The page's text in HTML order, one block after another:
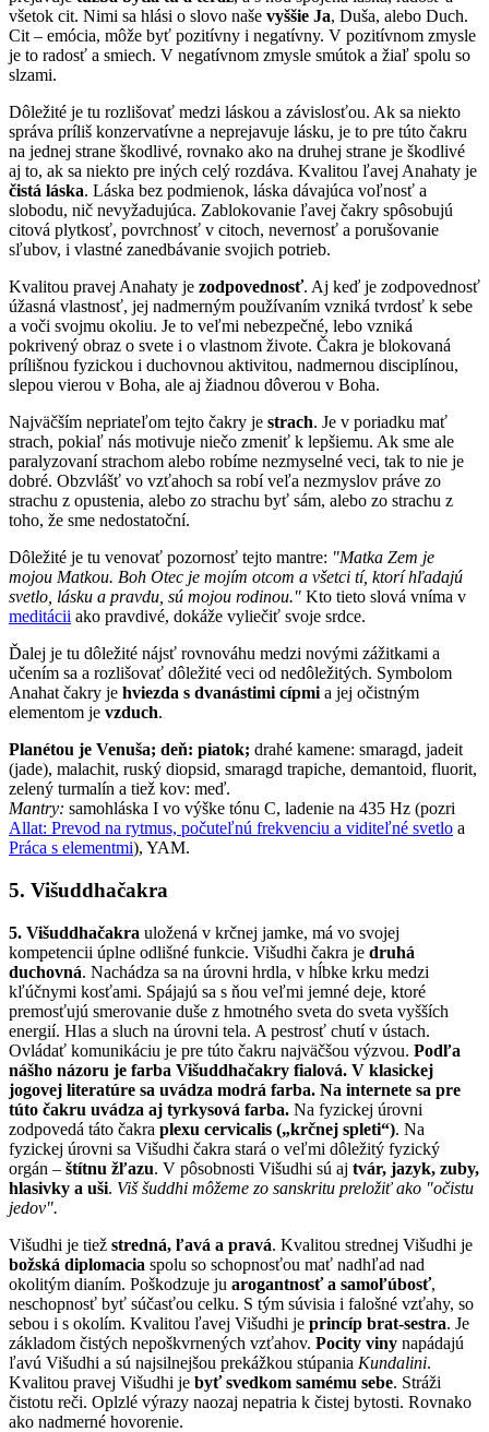
všetok cit. Nimi sa hlási o slovo naše vyššie Ja, Duša, alebo Duch.
Cit – emócia, môže byť pozitívny i negatívny. V pozitívnom zmysle
je to radosť a smiech. V negatívnom zmysle smútok a žiaľ spolu so
slzami.
Dôležité je tu rozlišovať medzi láskou a závislosťou. Ak sa niekto
správa príliš konzervatívne a neprejavuje lásku, je to pre túto čakru
na jednej strane škodlivé, rovnako ako na druhej strane je škodlivé
aj to, ak sa niekto pre iných celý rozdáva. Kvalitou ľavej Anahaty je
čistá láska. Láska bez podmienok, láska dávajúca voľnosť a
slobodu, nič nevyžadujúca. Zablokovanie ľavej čakry spôsobujú
citová plytkosť, povrchnosť v citoch, nevernosť a porušovanie
sľubov, i vlastné zanedbávanie svojich potrieb.
Kvalitou pravej Anahaty je zodpovednosť. Aj keď je zodpovednosť
úžasná vlastnosť, jej nadmerným používaním vzniká tvrdosť k sebe
a voči svojmu okoliu. Je to veľmi nebezpečné, lebo vzniká
pokrivený obraz o svete i o vlastnom živote. Čakra je blokovaná
prílišnou fyzickou i duchovnou aktivitou, nadmernou disciplínou,
slepou vierou v Boha, ale aj žiadnou dôverou v Boha.
Najväčším nepriateľom tejto čakry je strach. Je v poriadku mať
strach, pokiaľ nás motivuje niečo zmeniť k lepšiemu. Ak sme ale
paralyzovaní strachom alebo robíme nezmyselné veci, tak to nie je
dobré. Obzvlášť vo vzťahoch sa robí veľa nezmyslov práve zo
strachu z opustenia, alebo zo strachu byť sám, alebo zo strachu z
toho, že sme nedostatoční.
Dôležité je tu venovať pozornosť tejto mantre: "Matka Zem je
mojou Matkou. Boh Otec je mojím otcom a všetci tí, ktorí hľadajú
svetlo, lásku a pravdu, sú mojou rodinou." Kto tieto slová vníma v
meditácii ako pravdivé, dokáže vyliečiť svoje srdce.
Ďalej je tu dôležité nájsť rovnováhu medzi novými zážitkami a
učením sa a rozlišovať dôležité veci od nedôležitých. Symbolom
Anahat čakry je hviezda s dvanástimi cípmi a jej očistným
elementom je vzduch.
Planétou je Venuša; deň: piatok; drahé kamene: smaragd, jadeit
(jade), malachit, ruský diopsid, smaragd trapiche, demantoid, fluorit,
zelený turmalín a tiež kov: meď.
Mantry: samohláska I vo výške tónu C, ladenie na 435 Hz (pozri
Allat: Prevod na rytmus, počuteľnú frekvenciu a viditeľné svetlo a
Práca s elementmi), YAM.
5. Višuddhačakra
5. Višuddhačakra uložená v krčnej jamke, má vo svojej
kompetencii úplne odlišné funkcie. Višudhi čakra je druhá
duchovná. Nachádza sa na úrovni hrdla, v hĺbke krku medzi
kľúčnymi kosťami. Spájajú sa s ňou veľmi jemné deje, ktoré
premosťujú smerovanie duše z hmotného sveta do sveta vyšších
energií. Hlas a sluch na úrovni tela. A pestrosť chutí v ústach.
Ovládať komunikáciu je pre túto čakru najväčšou výzvou. Podľa
nášho názoru je farba Višuddhačakry fialová. V klasickej
jogovej literatúre sa uvádza modrá farba. Na internete sa pre
túto čakru uvádza aj tyrkysová farba. Na fyzickej úrovni
zodpovedá táto čakra plexu cervicalis („krčnej spleti“). Na
fyzickej úrovni sa Višudhi čakra stará o veľmi dôležitý fyzický
orgán – štítnu žľazu. V pôsobnosti Višudhi sú aj tvár, jazyk, zuby,
hlasivky a uši. Viš šuddhi môžeme zo sanskritu preložiť ako "očistu
jedov".
Višudhi je tiež stredná, ľavá a pravá. Kvalitou strednej Višudhi je
božská diplomacia spolu so schopnosťou mať nadhľad nad
okolitým dianím. Poškodzuje ju arogantnosť a samoľúbosť,
neschopnosť byť súčasťou celku. S tým súvisia i falošné vzťahy, so
sebou i s okolím. Kvalitou ľavej Višudhi je princíp brat-sestra. Je
základom čistých nepoškvrnených vzťahov. Pocity viny napádajú
ľavú Višudhi a sú najsilnejšou prekážkou stúpania Kundalini.
Kvalitou pravej Višudhi je byť svedkom samému sebe. Stráži
čistotu reči. Oplzlé výrazy naozaj nepatria k čistej bytosti. Rovnako
ako nadmerné hovorenie.